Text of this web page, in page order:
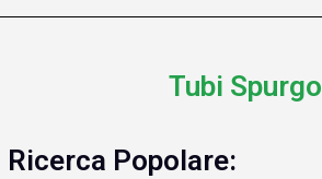
Tubi Spurgo
Ricerca Popolare: